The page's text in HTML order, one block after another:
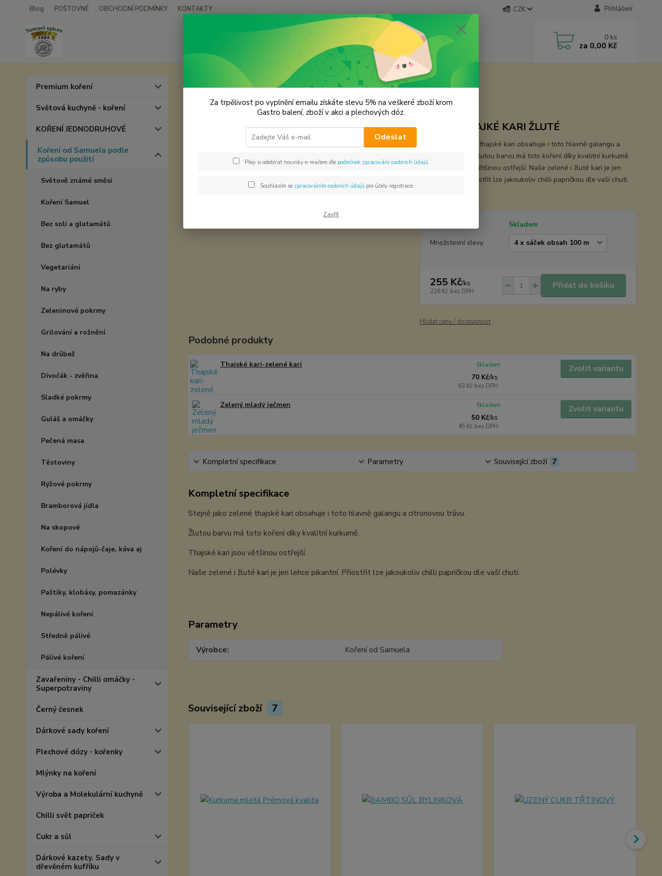
Blog POŠTOVNÉ OBCHODNÍ PODMÍNKY KONTAKTY CZK Přihlášení
0 ks
za 0,00 Kč
Premium koření
Světová kuchyně - koření
KOŘENÍ JEDNODRUHOVÉ
Koření od Samuela podle
způsobu použití
Světově známé směsi
Koření Samuel
Bez soli a glutamátů
Bez glutamátů
Vegetariáni
Na ryby
Zeleninové pokrmy
Grilování a rožnění
Na drůbež
Divočák - zvěřina
Sladké pokrmy
Guláš a omáčky
Pečená masa
Těstoviny
Rýžové pokrmy
Bramborová jídla
Na skopové
Koření do nápojů-čaje, káva aj
Polévky
Paštiky, klobásy, pomazánky
Nepálivé koření
Středně pálivé
Pálivé koření
Zavařeniny - Chilli omáčky -
Superpotraviny
Černý česnek
Dárkové sady koření
Plechové dózy - kořenky
Mlýnky na koření
Výroba a Molekulární kuchyně
Chilli svět papriček
Cukr a sůl
Dárkové kazety. Sady v
dřevěném kufříku
Koření od Samuela podle způsobu použití Thajské kari-žluté kari
Thajské kari-žluté kari
KOŘENÍ THAJKÉ KARI ŽLUTÉ
Stejně jako zelené thajské kari obsahuje i toto hlavně galangu a
citronovou trávu. Žlutou barvu má toto koření díky kvalitní kurkumě.
Thajské kari jsou většinou ostřejší. Naše zelené i žluté kari je jen
lehce pikantní. Přiostřit lze jakoukoliv chilli papričkou dle vaší chuti.
Skladem
Množstevní slevy:
255 Kč/ks
228 Kč bez DPH
Přidat do košíku
Hlídat cenu / dostupnost
Podobné produkty
Thajské kari-zelené kari
70 Kč/ks
63 Kč bez DPH
Skladem Zvolit variantu
Zelený mladý ječmen
50 Kč/ks
45 Kč bez DPH
Skladem Zvolit variantu
Kompletní specifikace Parametry Související zboží 7
Kompletní specifikace
Stejně jako zelené thajské kari obsahuje i toto hlavně galangu a citronovou trávu.
Žlutou barvu má toto koření díky kvalitní kurkumě.
Thajské kari jsou většinou ostřejší.
Naše zelené i žluté kari je jen lehce pikantní. Přiostřit lze jakoukoliv chilli papričkou dle vaší chuti.
Parametry
Výrobce Koření od Samuela
Související zboží 7
Za trpělivost po vyplnění emailu získáte slevu 5% na veškeré zboží krom
Gastro balení, zboží v akci a plechových dóz.
Odeslat
Přeji si odebírat novinky e-mailem dle podmínek zpracování osobních údajů.
Souhlasím se zpracováním osobních údajůpro účely registrace.
Zavřít